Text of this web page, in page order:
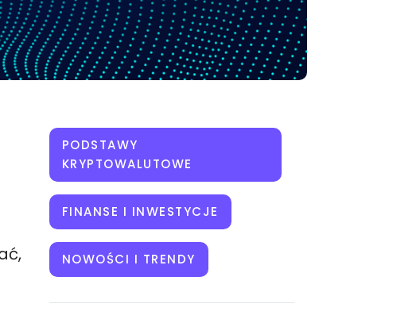
PODSTAWY
KRYPTOWALUTOWE
FINANSE I INWESTYCJE
NOWOŚCI I TRENDY